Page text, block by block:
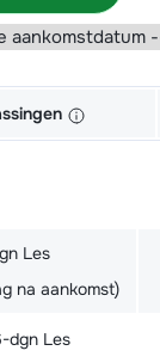
Les
na aankomst)
dgn Les